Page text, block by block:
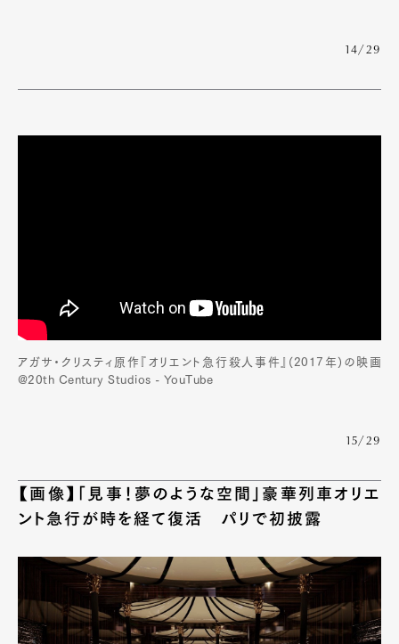
14/29
アガサ・クリスティ原作『オリエント急行殺人事件』(2017年)の映画
@20th Century Studios - YouTube
15/29
【画像】「見事！夢のような空間」豪華列車オリエ
ント急行が時を経て復活 パリで初披露